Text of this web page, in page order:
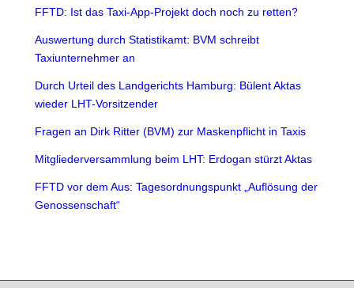
FFTD: Ist das Taxi-App-Projekt doch noch zu retten?
Auswertung durch Statistikamt: BVM schreibt
Taxiunternehmer an
Durch Urteil des Landgerichts Hamburg: Bülent Aktas
wieder LHT-Vorsitzender
Fragen an Dirk Ritter (BVM) zur Maskenpflicht in Taxis
Mitgliederversammlung beim LHT: Erdogan stürzt Aktas
FFTD vor dem Aus: Tagesordnungspunkt „Auflösung der
Genossenschaft“